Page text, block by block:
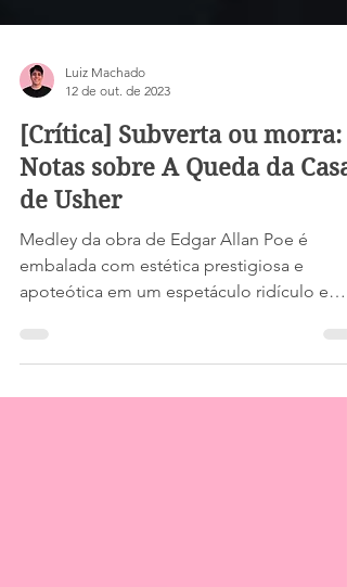
12 de out. de 2023
[Crítica] Subverta ou morra:
Notas sobre A Queda da Casa
de Usher
Medley da obra de Edgar Allan Poe é
embalada com estética prestigiosa e
apoteótica em um espetáculo ridículo e
sangrento.